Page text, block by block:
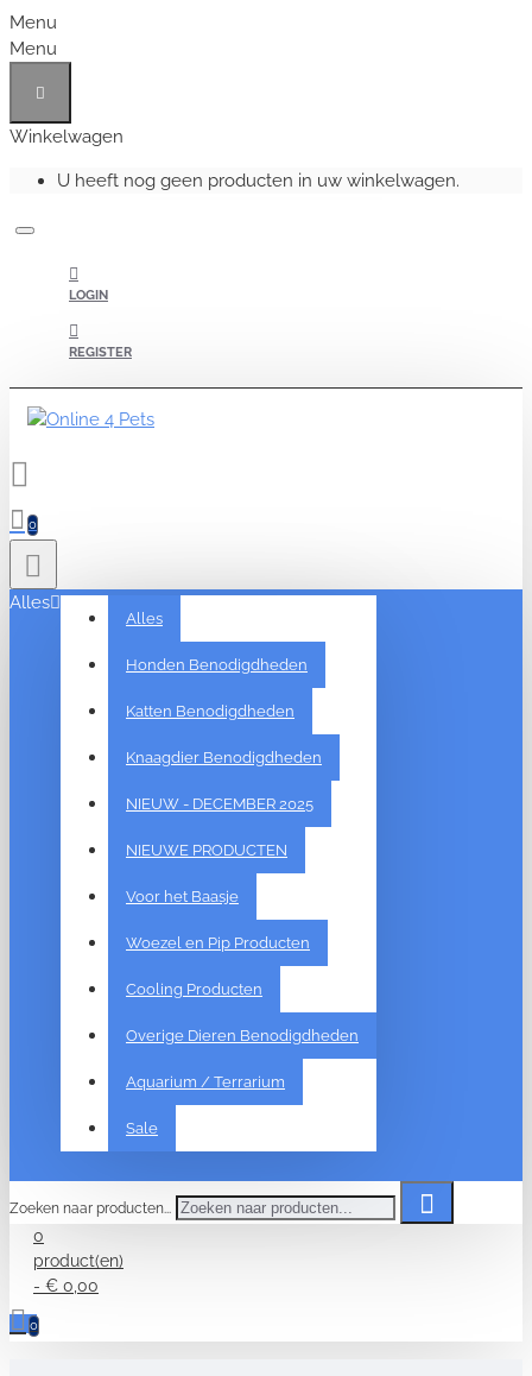
Menu
Menu
Winkelwagen
U heeft nog geen producten in uw winkelwagen.
LOGIN
REGISTER
0
Alles
Alles
Honden Benodigdheden
Katten Benodigdheden
Knaagdier Benodigdheden
NIEUW - DECEMBER 2025
NIEUWE PRODUCTEN
Voor het Baasje
Woezel en Pip Producten
Cooling Producten
Overige Dieren Benodigdheden
Aquarium / Terrarium
Sale
Zoeken naar producten...
0
product(en)
- € 0,00
0